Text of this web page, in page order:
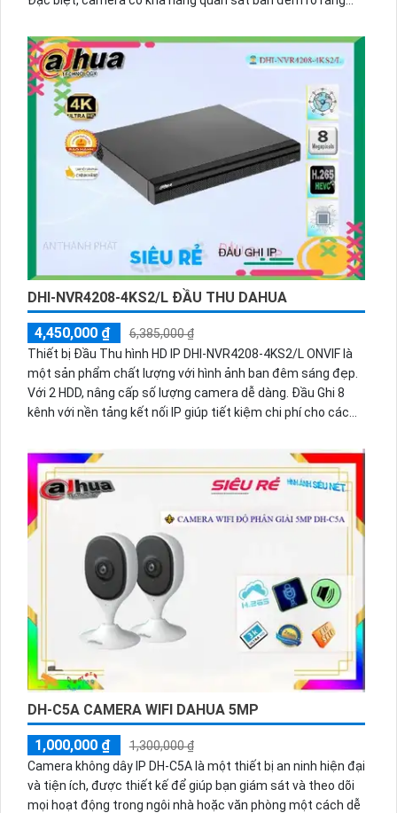
truyền tải hình ảnh qua mạng IP POE, đảm bảo sự ổn định
và tiện lợi.
Starlight là ứng dụng được tích hợp trong camera cho phép
truyền tải hình ảnh qua mạng một cách linh hoạt và chính
xác. Thiết kế camera tinh tế và sang trọng cũng là một ưu
điểm nổi bật của sản phẩm. Camera có khả năng xoay 360
độ, giúp theo dõi mọi góc nhìn một cách linh hoạt. Ngoài ra,
camera còn hỗ trợ chế độ zoom thu phóng dễ dàng, giúp
người dùng quan sát rõ ràng và chi tiết hơn.
DHI-NVR4208-4KS2/L ĐẦU THU DAHUA
4,450,000 ₫
6,385,000 ₫
Thiết bị Đầu Thu hình HD IP DHI-NVR4208-4KS2/L ONVIF là
một sản phẩm chất lượng với hình ảnh ban đêm sáng đẹp.
Với 2 HDD, nâng cấp số lượng camera dễ dàng. Đầu Ghi 8
kênh với nền tảng kết nối IP giúp tiết kiệm chi phí cho các
lượng ONVIF và tải hình ảnh nhanh hơn với
H.265+/H.265/H.264+/H.264.
DH-C5A CAMERA WIFI DAHUA 5MP
1,000,000 ₫
1,300,000 ₫
Camera không dây IP DH-C5A là một thiết bị an ninh hiện đại
và tiện ích, được thiết kế để giúp bạn giám sát và theo dõi
mọi hoạt động trong ngôi nhà hoặc văn phòng một cách dễ